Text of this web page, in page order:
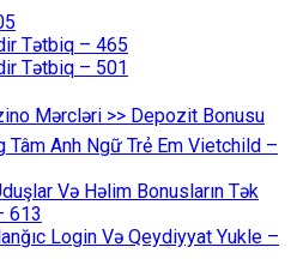
Tətbiq – 465
Tətbiq – 501
Mərcləri >> Depozit Bonusu
Tâm Anh Ngữ Trẻ Em Vietchild –
Və Həlim Bonusların Tək
613
Login Və Qeydiyyat Yukle –